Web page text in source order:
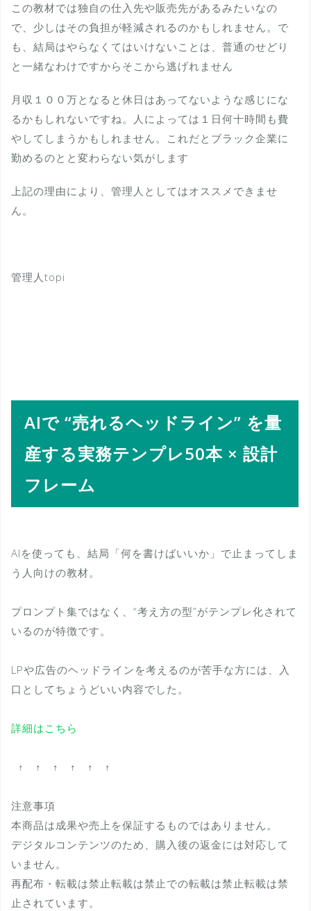
この教材では独自の仕入先や販売先があるみたいなの
で、少しはその負担が軽減されるのかもしれません。で
も、結局はやらなくてはいけないことは、普通のせどり
と一緒なわけですからそこから逃げれません
月収１００万となると休日はあってないような感じにな
るかもしれないですね。人によっては１日何十時間も費
やしてしまうかもしれません。これだとブラック企業に
勤めるのとと変わらない気がします
上記の理由により、管理人としてはオススメできませ
ん。
管理人topi
AIで “売れるヘッドライン” を量
産する実務テンプレ50本 × 設計
フレーム
AIを使っても、結局「何を書けばいいか」で止まってしま
う人向けの教材。
プロンプト集ではなく、“考え方の型”がテンプレ化されて
いるのが特徴です。
LPや広告のヘッドラインを考えるのが苦手な方には、入
口としてちょうどいい内容でした。
詳細はこちら
↑ ↑ ↑ ↑ ↑ ↑
注意事項
本商品は成果や売上を保証するものではありません。
デジタルコンテンツのため、購入後の返金には対応して
いません。
再配布・転載は禁止転載は禁止での転載は禁止転載は禁
止されています。